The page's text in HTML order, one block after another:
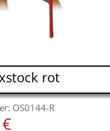
rot
OS0144-R
€